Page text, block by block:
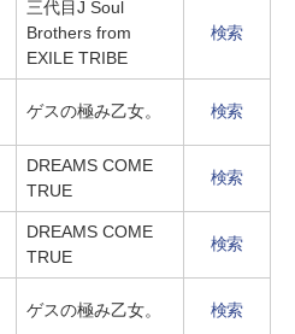
三代目J Soul
Brothers from
EXILE TRIBE
検索
ゲスの極み乙女。 検索
DREAMS COME
TRUE
検索
DREAMS COME
TRUE
検索
ゲスの極み乙女。 検索